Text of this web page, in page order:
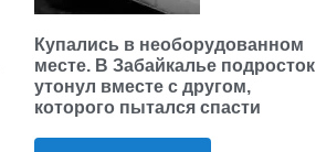
Купались в необорудованном
месте. В Забайкалье подросток
утонул вместе с другом,
которого пытался спасти